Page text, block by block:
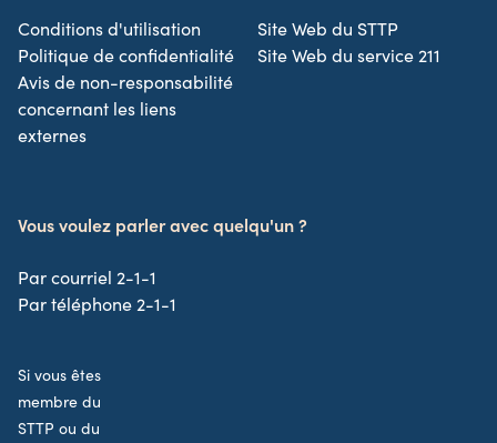
Conditions d'utilisation
Politique de confidentialité
Avis de non-responsabilité
concernant les liens
externes
Site Web du STTP
Site Web du service 211
Vous voulez parler avec quelqu'un ?
Par courriel 2-1-1
Par téléphone 2-1-1
Si vous êtes
membre du
STTP ou du